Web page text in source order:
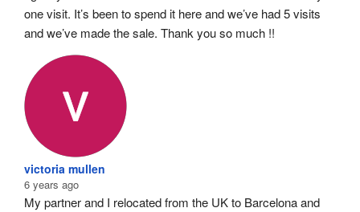
one visit. It’s been to spend it here and we’ve had 5 visits
and we’ve made the sale. Thank you so much !!
victoria mullen
6 years ago
My partner and I relocated from the UK to Barcelona and